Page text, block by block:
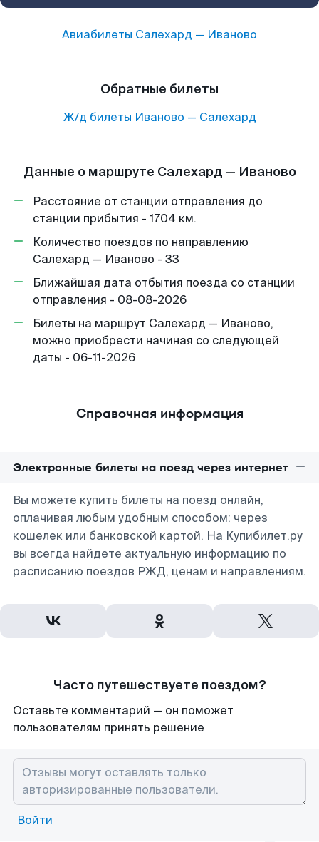
Авиабилеты Салехард — Иваново
Обратные билеты
Ж/д билеты Иваново — Салехард
Данные о маршруте Салехард — Иваново
Расстояние от станции отправления до
станции прибытия - 1704 км.
Количество поездов по направлению
Салехард — Иваново - 33
Ближайшая дата отбытия поезда со станции
отправления - 08-08-2026
Билеты на маршрут Салехард — Иваново,
можно приобрести начиная со следующей
даты - 06-11-2026
Справочная информация
Электронные билеты на поезд через интернет
Вы можете купить билеты на поезд онлайн,
оплачивая любым удобным способом: через
кошелек или банковской картой. На Купибилет.ру
вы всегда найдете актуальную информацию по
расписанию поездов РЖД, ценам и направлениям.
Часто путешествуете поездом?
Оставьте комментарий — он поможет
пользователям принять решение
Войти